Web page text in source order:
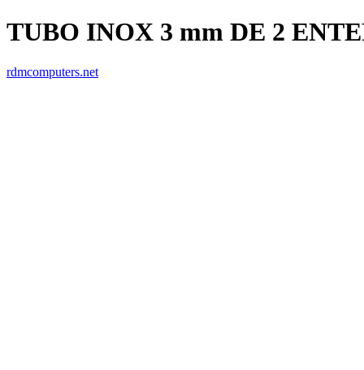
TUBO INOX 3 mm DE 2
rdmcomputers.net